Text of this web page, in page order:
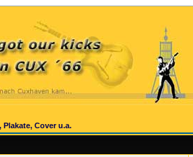
Plakate, Cover u.a.